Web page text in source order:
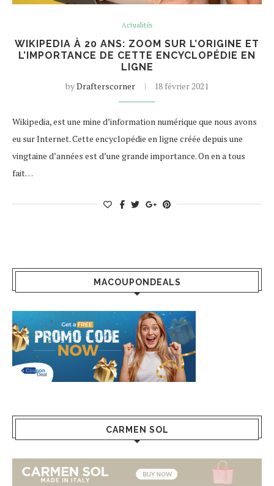
Actualités
WIKIPEDIA À 20 ANS: ZOOM SUR L’ORIGINE ET
L’IMPORTANCE DE CETTE ENCYCLOPÉDIE EN
LIGNE
byDrafterscorner 18 février 2021
Wikipedia, est une mine d’information numérique que nous avons
eu sur Internet. Cette encyclopédie en ligne créée depuis une
vingtaine d’années est d’une grande importance. On en a tous
fait…
MACOUPONDEALS
CARMEN SOL